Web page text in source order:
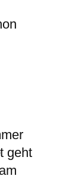
geht